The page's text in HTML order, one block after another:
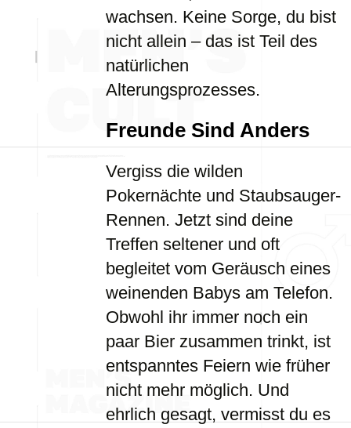
wachsen. Keine Sorge, du bist
nicht allein – das ist Teil des
natürlichen
Alterungsprozesses.
Freunde Sind Anders
Vergiss die wilden
Pokernächte und Staubsauger-
Rennen. Jetzt sind deine
Treffen seltener und oft
begleitet vom Geräusch eines
weinenden Babys am Telefon.
Obwohl ihr immer noch ein
paar Bier zusammen trinkt, ist
entspanntes Feiern wie früher
nicht mehr möglich. Und
ehrlich gesagt, vermisst du es